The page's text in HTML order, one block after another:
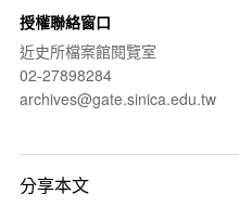
授權聯絡窗口
近史所檔案館閱覽室
02-27898284
archives@gate.sinica.edu.tw
分享本文